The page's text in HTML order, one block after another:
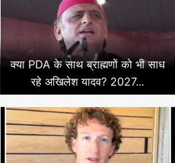
क्या PDA के साथ ब्राह्मणों को भी साध
रहे अखिलेश यादव? 2027...